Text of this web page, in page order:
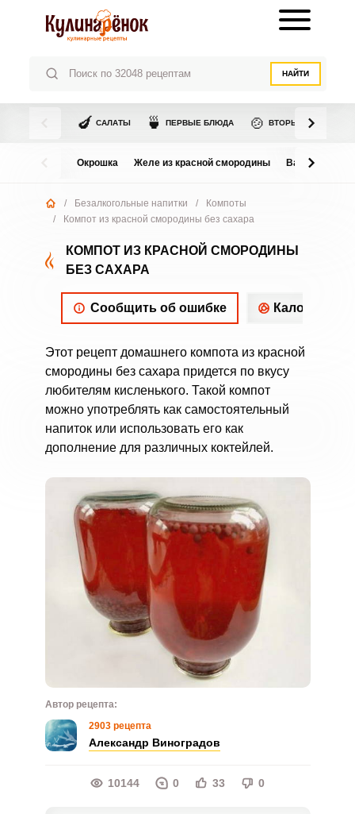
НАЙТИ
🍆 САЛАТЫ 🍵 ПЕРВЫЕ БЛЮДА 🍲 ВТОРЫЕ БЛЮДА
Окрошка Желе из красной смородины Варенье из
/ Безалкогольные напитки /
Компоты
/
Компот из красной смородины без сахара
КОМПОТ ИЗ КРАСНОЙ СМОРОДИНЫ
БЕЗ САХАРА
Сообщить об ошибке
Этот рецепт домашнего компота из красной
смородины без сахара придется по вкусу
любителям кисленького. Такой компот
можно употреблять как самостоятельный
напиток или использовать его как
дополнение для различных коктейлей.
Автор рецепта:
2903 рецепта
Александр Виноградов
10144 0 33 0